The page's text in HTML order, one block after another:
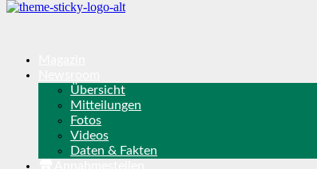
Übersicht
Mitteilungen
Fotos
Videos
Daten & Fakten